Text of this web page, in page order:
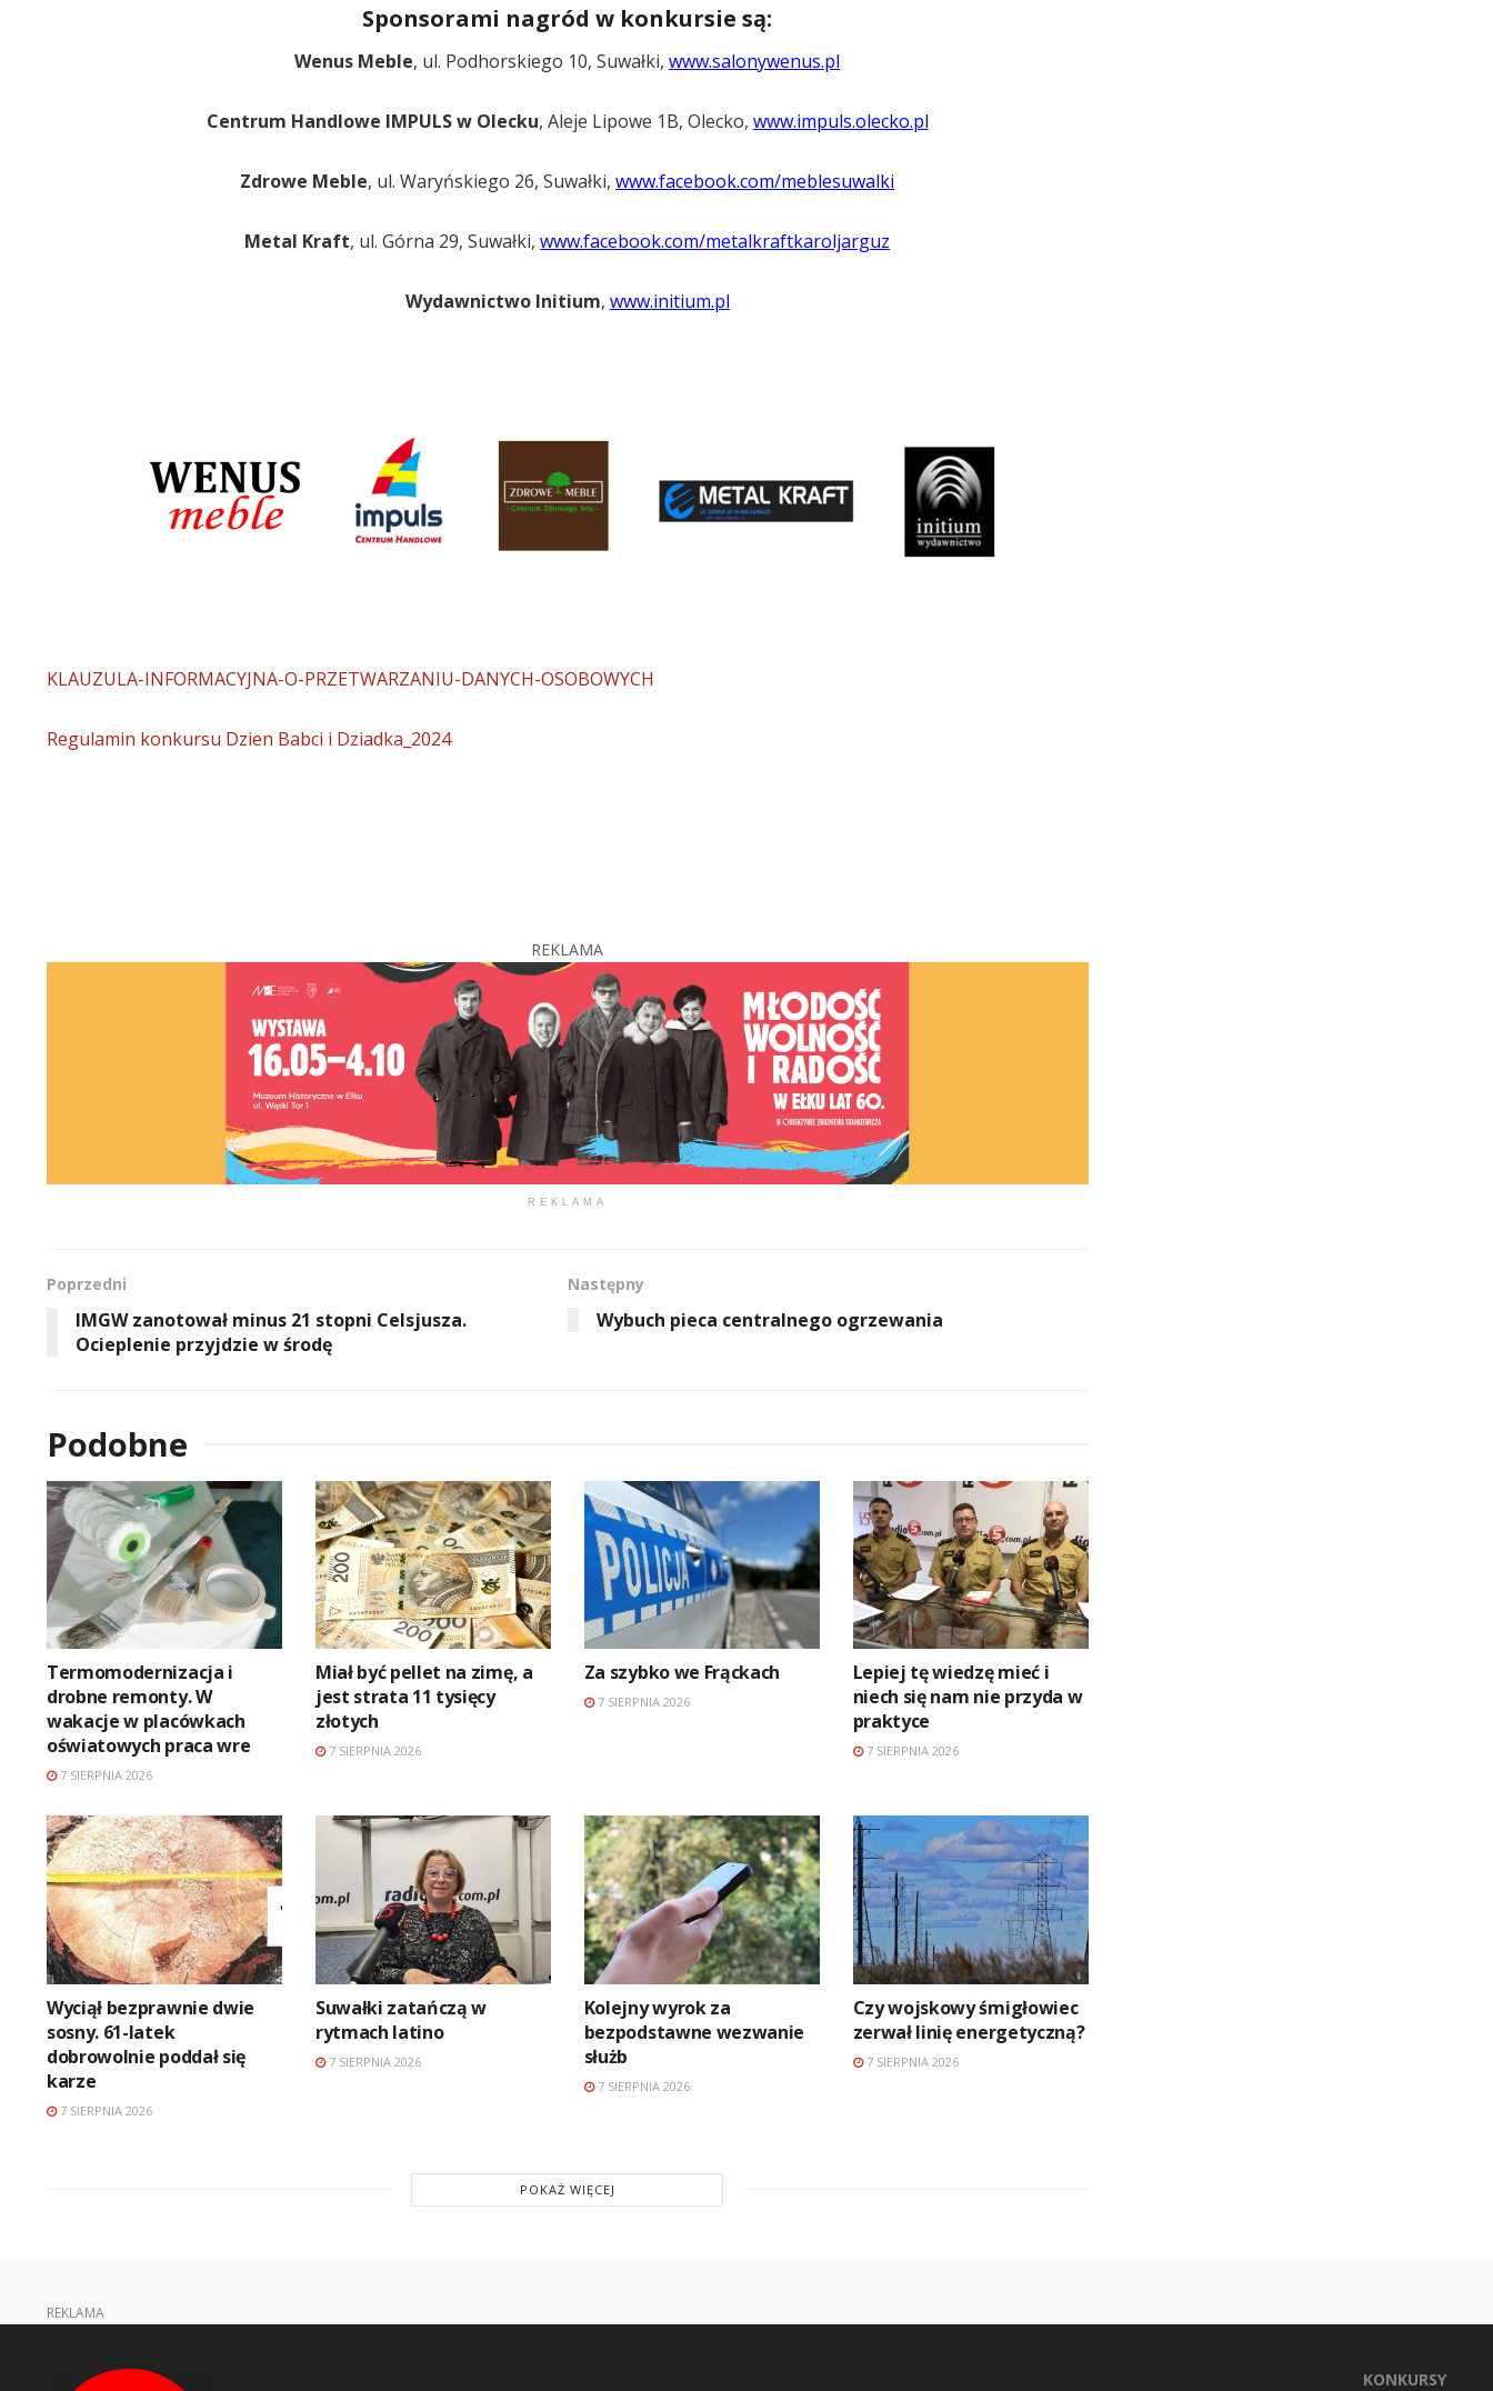
Sponsorami nagród w konkursie są:
Wenus Meble, ul. Podhorskiego 10, Suwałki,www.salonywenus.pl
Centrum Handlowe IMPULS w Olecku, Aleje Lipowe 1B, Olecko, www.impuls.olecko.pl
Zdrowe Meble, ul. Waryńskiego 26, Suwałki,www.facebook.com/meblesuwalki
Metal Kraft, ul. Górna 29, Suwałki,www.facebook.com/metalkraftkaroljarguz
Wydawnictwo Initium, www.initium.pl
KLAUZULA-INFORMACYJNA-O-PRZETWARZANIU-DANYCH-OSOBOWYCH
Regulamin konkursu Dzien Babci i Dziadka_2024
REKLAMA
REKLAMA
Poprzedni
IMGW zanotował minus 21 stopni Celsjusza.
Ocieplenie przyjdzie w środę
Następny
Wybuch pieca centralnego ogrzewania
Podobne
Termomodernizacja i
drobne remonty. W
wakacje w placówkach
oświatowych praca wre
7 SIERPNIA 2026
Miał być pellet na zimę, a
jest strata 11 tysięcy
złotych
7 SIERPNIA 2026
Za szybko we Frąckach
7 SIERPNIA 2026
Lepiej tę wiedzę mieć i
niech się nam nie przyda w
praktyce
7 SIERPNIA 2026
Wyciął bezprawnie dwie
sosny. 61-latek
dobrowolnie poddał się
karze
7 SIERPNIA 2026
Suwałki zatańczą w
rytmach latino
7 SIERPNIA 2026
Kolejny wyrok za
bezpodstawne wezwanie
służb
7 SIERPNIA 2026
Czy wojskowy śmigłowiec
zerwał linię energetyczną?
7 SIERPNIA 2026
POKAŻ WIĘCEJ
REKLAMA
KONKURSY